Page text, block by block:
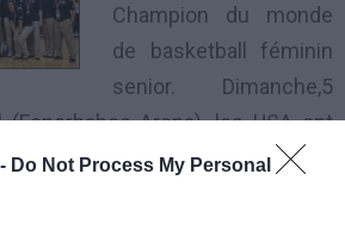
Do Not Process My Personal
Champion du monde
de basketball féminin
senior. Dimanche,5
Arena), les USA ont
finale du 17e Championnat du
Sérieuses et appliquées au début